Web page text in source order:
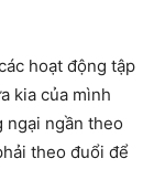
hoạt động tập
kia của mình
ngần theo
theo đuổi để